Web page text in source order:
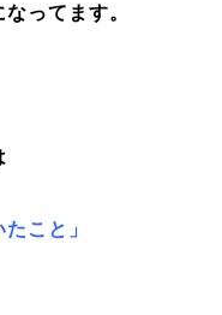
ってます。
こと」